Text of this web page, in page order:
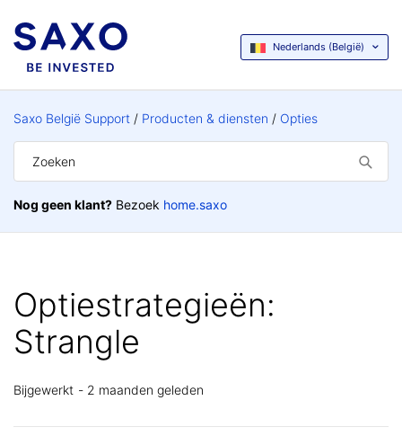
Nederlands (België)
Saxo België Support Producten & diensten Opties
Nog geen klant? Bezoek home.saxo
Optiestrategieën:
Strangle
Bijgewerkt 2 maanden geleden